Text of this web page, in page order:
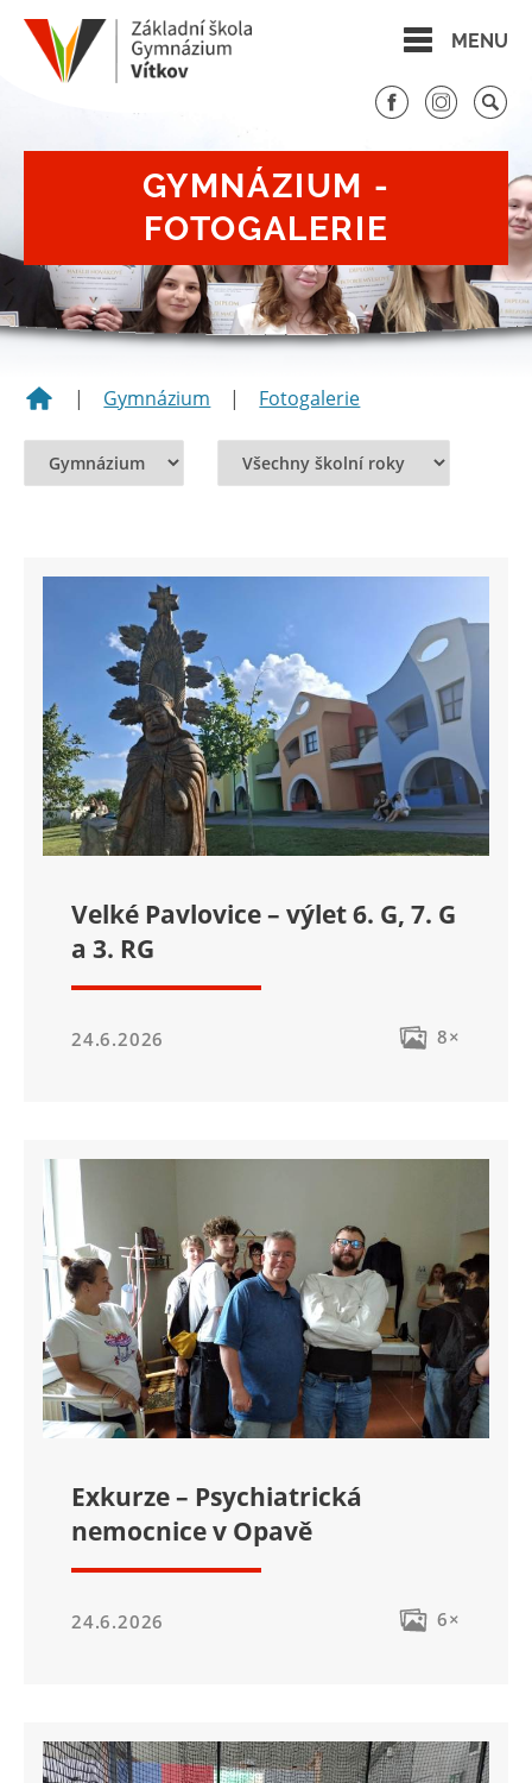
MENU
GYMNÁZIUM -
FOTOGALERIE
| Gymnázium | Fotogalerie
Velké Pavlovice – výlet 6. G, 7. G
a 3. RG
24.6.2026 8×
Exkurze – Psychiatrická
nemocnice v Opavě
24.6.2026 6×